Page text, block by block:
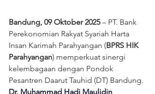
Bandung, 09 Oktober 2025 – PT. Bank
Perekonomian Rakyat Syariah Harta
Insan Karimah Parahyangan (BPRS HIK
Parahyangan) memperkuat sinergi
kelembagaan dengan Pondok
Pesantren Daarut Tauhid (DT) Bandung.
Dr. Muhammad Hadi Maulidin